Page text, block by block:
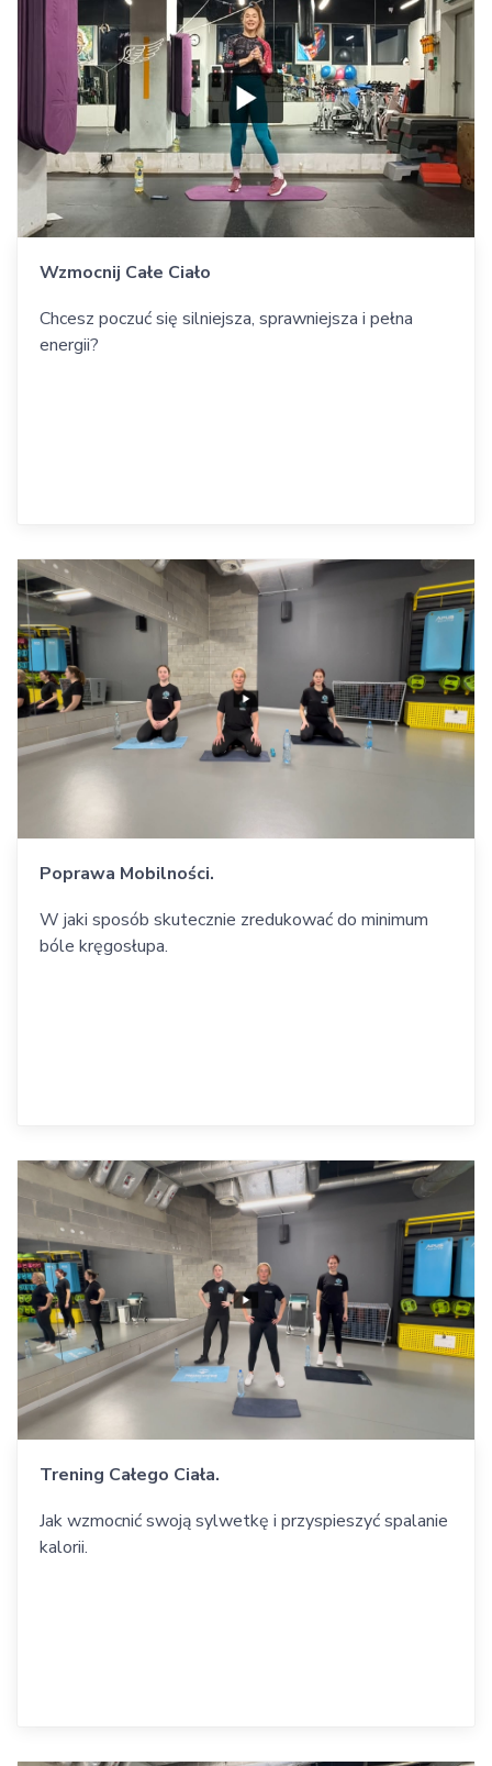
Wzmocnij Całe Ciało
Chcesz poczuć się silniejsza, sprawniejsza i pełna
energii?
Poprawa Mobilności.
W jaki sposób skutecznie zredukować do minimum
bóle kręgosłupa.
Trening Całego Ciała.
Jak wzmocnić swoją sylwetkę i przyspieszyć spalanie
kalorii.